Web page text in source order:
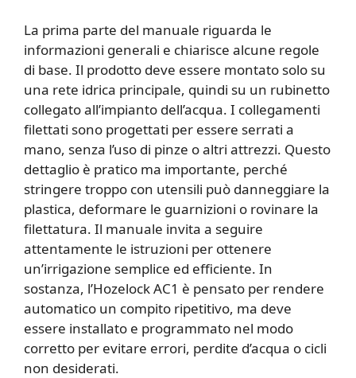
La prima parte del manuale riguarda le
informazioni generali e chiarisce alcune regole
di base. Il prodotto deve essere montato solo su
una rete idrica principale, quindi su un rubinetto
collegato all’impianto dell’acqua. I collegamenti
filettati sono progettati per essere serrati a
mano, senza l’uso di pinze o altri attrezzi. Questo
dettaglio è pratico ma importante, perché
stringere troppo con utensili può danneggiare la
plastica, deformare le guarnizioni o rovinare la
filettatura. Il manuale invita a seguire
attentamente le istruzioni per ottenere
un’irrigazione semplice ed efficiente. In
sostanza, l’Hozelock AC1 è pensato per rendere
automatico un compito ripetitivo, ma deve
essere installato e programmato nel modo
corretto per evitare errori, perdite d’acqua o cicli
non desiderati.